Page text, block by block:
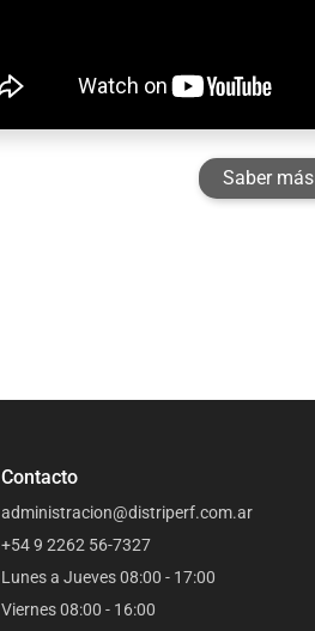
Saber más
Contacto
administracion@distriperf.com.ar
+54 9 2262 56-7327
Lunes a Jueves 08:00 - 17:00
Viernes 08:00 - 16:00